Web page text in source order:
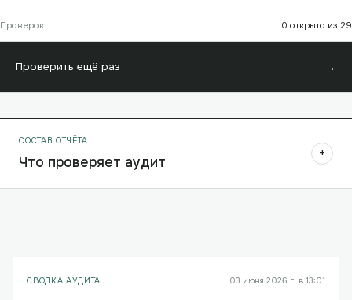
Проверок 0 открыто из 29
Проверить ещё раз →
СОСТАВ ОТЧЁТА
Что проверяет аудит +
СВОДКА АУДИТА 03 июня 2026 г. в 13:01